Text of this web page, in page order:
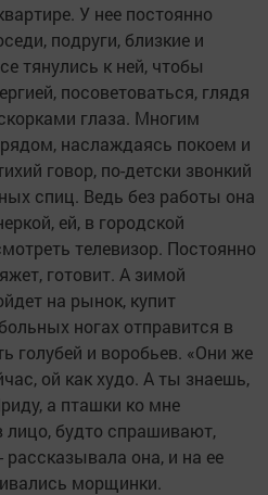
У нее постоянно
подруги, близкие и
тянулись к ней, чтобы
посоветоваться, глядя
глаза. Многим
наслаждаясь покоем и
говор, по-детски звонкий
спиц. Ведь без работы она
ей, в городской
телевизор. Постоянно
готовит. А зимой
на рынок, купит
ногах отправится в
голубей и воробьев. «Они же
ой как худо. А ты знаешь,
а пташки ко мне
лицо, будто спрашивают,
рассказывала она, и на ее
морщинки.